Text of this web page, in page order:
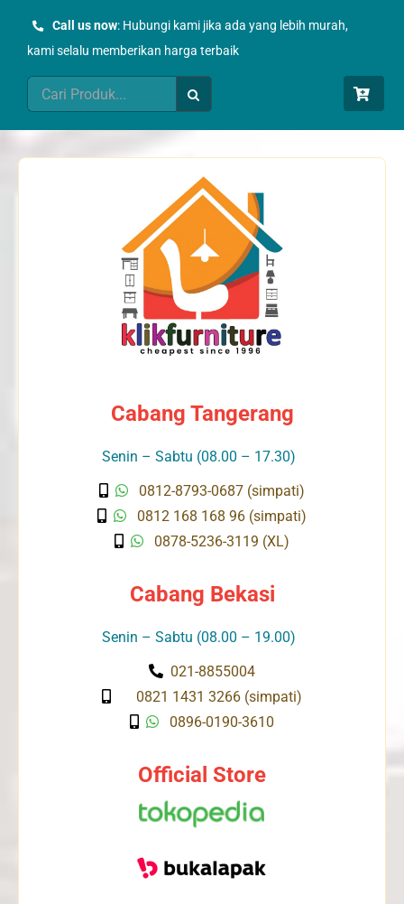
Call us now: Hubungi kami jika ada yang lebih murah,
kami selalu memberikan harga terbaik
Search
for:
Cabang Tangerang
Senin – Sabtu (08.00 – 17.30)
0812-8793-0687 (simpati)
0812 168 168 96 (simpati)
0878-5236-3119 (XL)
Cabang Bekasi
Senin – Sabtu (08.00 – 19.00)
021-8855004
0821 1431 3266 (simpati)
0896-0190-3610
Official Store